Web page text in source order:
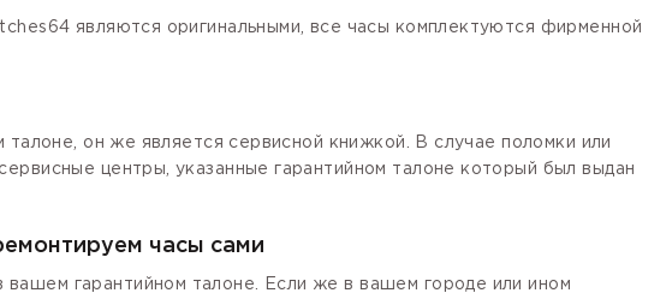
являются оригинальными, все часы комплектуются фирменной
талоне, он же является сервисной книжкой. В случае поломки или
центры, указанные гарантийном талоне который был выдан
часы сами
гарантийном талоне. Если же в вашем городе или ином